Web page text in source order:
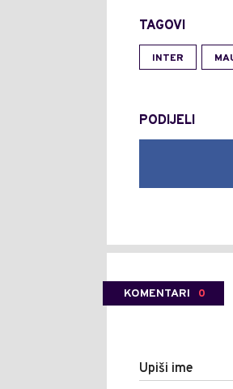
TAGOVI
INTER
PODIJELI
KOMENTARI 0
Upiši ime